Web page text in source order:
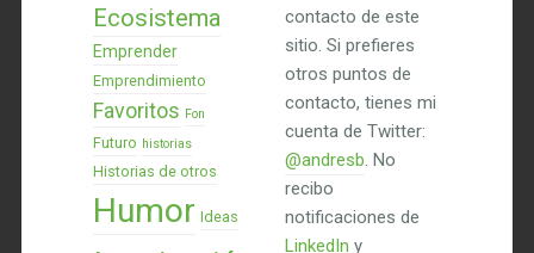
Ecosistema
Emprender
Emprendimiento
Favoritos Fon
Futuro historias
Historias de otros
Humor Ideas
contacto de este
sitio. Si prefieres
otros puntos de
contacto, tienes mi
cuenta de Twitter:
@andresb. No
recibo
notificaciones de
LinkedIn y